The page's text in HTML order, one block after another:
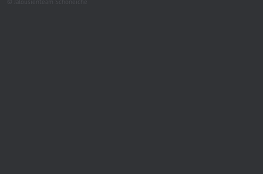
© Jalousienteam Schöneiche